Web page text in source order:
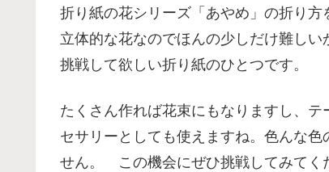
折り紙の花シリーズ「あやめ」の折り方
立体的な花なのでほんの少しだけ難し
挑戦して欲しい折り紙のひとつです。
たくさん作れば花束にもなりますし、
セサリーとしても使えますね。色んな
せん。 この機会にぜひ挑戦してみてく